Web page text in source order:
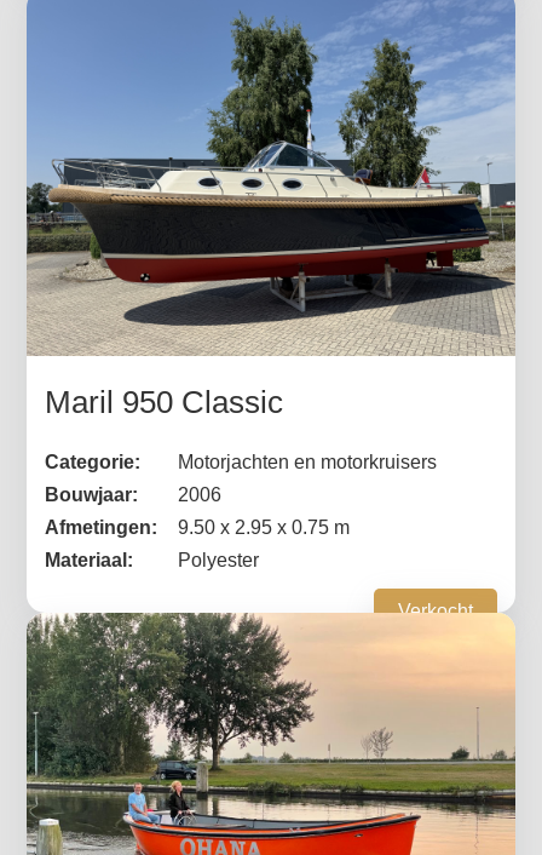
Maril 950 Classic
Categorie:
Motorjachten en motorkruisers
Bouwjaar:
2006
Afmetingen:
9.50 x 2.95 x 0.75 m
Materiaal:
Polyester
Verkocht